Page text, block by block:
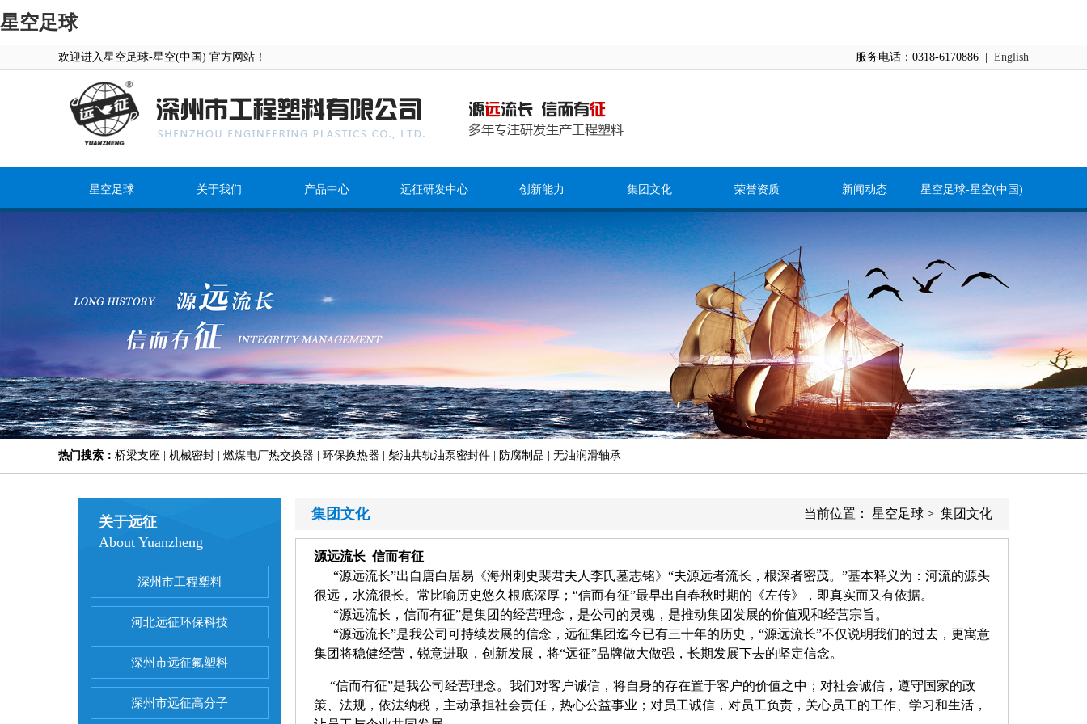
星空足球
欢迎进入星空足球-星空(中国) 官方网站！ 服务电话：0318-6170886 | English
星空足球 关于我们 产品中心 远征研发中心 创新能力 集团文化 荣誉资质 新闻动态 星空足球-星空(中国)
热门搜索： 桥梁支座 | 机械密封 | 燃煤电厂热交换器 | 环保换热器 | 柴油共轨油泵密封件 | 防腐制品 | 无油润滑轴承
关于远征
About Yuanzheng
深州市工程塑料
河北远征环保科技
深州市远征氟塑料
深州市远征高分子
集团文化 当前位置： 星空足球 > 集团文化
源远流长 信而有征
“源远流长”出自唐白居易《海州刺史裴君夫人李氏墓志铭》“夫源远者流长，根深者密茂。”基本释义为：河流的源头
很远，水流很长。常比喻历史悠久根底深厚；“信而有征”最早出自春秋时期的《左传》，即真实而又有依据。
“源远流长，信而有征”是集团的经营理念，是公司的灵魂，是推动集团发展的价值观和经营宗旨。
“源远流长”是我公司可持续发展的信念，远征集团迄今已有三十年的历史，“源远流长”不仅说明我们的过去，更寓意
集团将稳健经营，锐意进取，创新发展，将“远征”品牌做大做强，长期发展下去的坚定信念。
“信而有征”是我公司经营理念。我们对客户诚信，将自身的存在置于客户的价值之中；对社会诚信，遵守国家的政
策、法规，依法纳税，主动承担社会责任，热心公益事业；对员工诚信，对员工负责，关心员工的工作、学习和生活，